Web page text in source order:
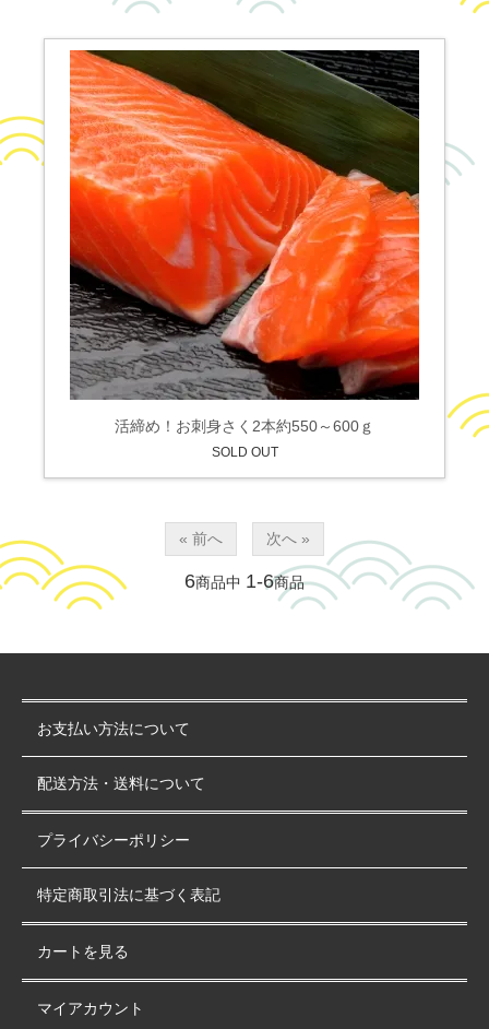
活締め！お刺身さく2本約550～600ｇ
SOLD OUT
« 前へ 次へ »
6商品中 1-6商品
お支払い方法について
配送方法・送料について
プライバシーポリシー
特定商取引法に基づく表記
カートを見る
マイアカウント